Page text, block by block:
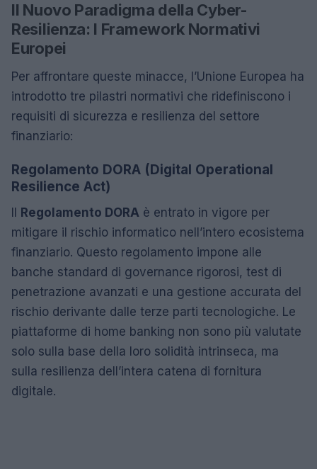
Il Nuovo Paradigma della Cyber-
Resilienza: I Framework Normativi
Europei
Per affrontare queste minacce, l’Unione Europea ha
introdotto tre pilastri normativi che ridefiniscono i
requisiti di sicurezza e resilienza del settore
finanziario:
Regolamento DORA (Digital Operational
Resilience Act)
Regolamento DORA è entrato in vigore per
mitigare il rischio informatico nell’intero ecosistema
finanziario. Questo regolamento impone alle
banche standard di governance rigorosi, test di
penetrazione avanzati e una gestione accurata del
rischio derivante dalle terze parti tecnologiche. Le
piattaforme di home banking non sono più valutate
solo sulla base della loro solidità intrinseca, ma
sulla resilienza dell’intera catena di fornitura
digitale.